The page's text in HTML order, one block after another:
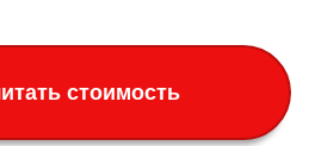
стоимость